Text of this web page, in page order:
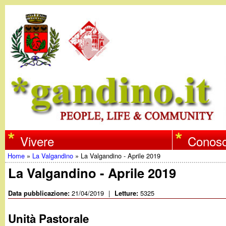
w
w
w
.
Vivere
Tu
sei
Home » La Valgandino » La Valgandino - Aprile 2019
La Valgandino - Aprile 2019
Data pubblicazione:21/04/2019 | Letture:5325
Unità Pastorale